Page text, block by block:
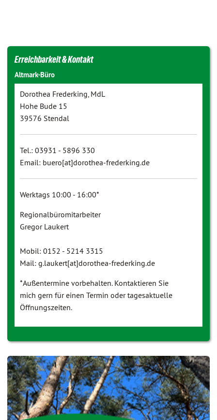
Erreichbarkeit & Kontakt
Altmark-Büro
Dorothea Frederking, MdL
Hohe Bude 15
39576 Stendal
Tel.: 03931 - 5896 330
Email: buero[at]dorothea-frederking.de
Werktags 10:00 - 16:00*
Regionalbüromitarbeiter
Gregor Laukert
Mobil: 0152 - 5214 3315
Mail: g.laukert[at]dorothea-frederking.de
*Außentermine vorbehalten. Kontaktieren Sie
mich gern für einen Termin oder tagesaktuelle
Öffnungszeiten.